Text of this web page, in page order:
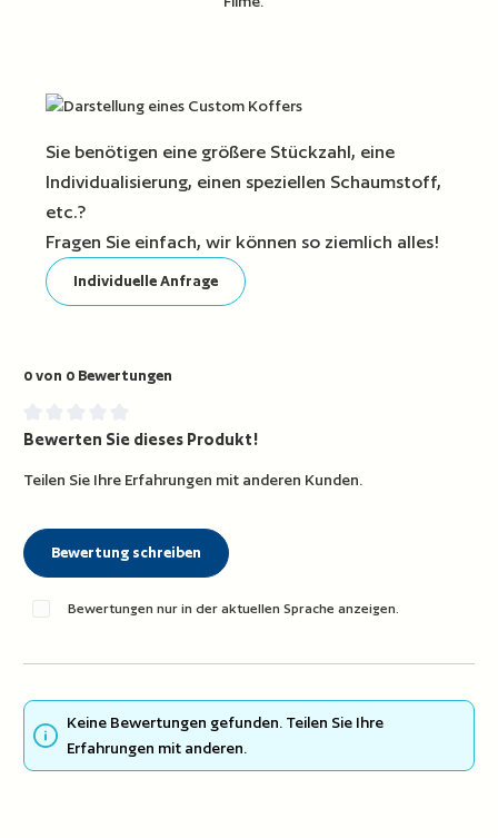
Sie benötigen eine größere Stückzahl, eine
Individualisierung, einen speziellen Schaumstoff,
etc.?
Fragen Sie einfach, wir können so ziemlich alles!
Individuelle Anfrage
0 von 0 Bewertungen
Durchschnittliche Bewertung von 0 von 5 Sternen
Bewerten Sie dieses Produkt!
Teilen Sie Ihre Erfahrungen mit anderen Kunden.
Bewertung schreiben
Bewertungen nur in der aktuellen Sprache anzeigen.
Keine Bewertungen gefunden. Teilen Sie Ihre
Erfahrungen mit anderen.